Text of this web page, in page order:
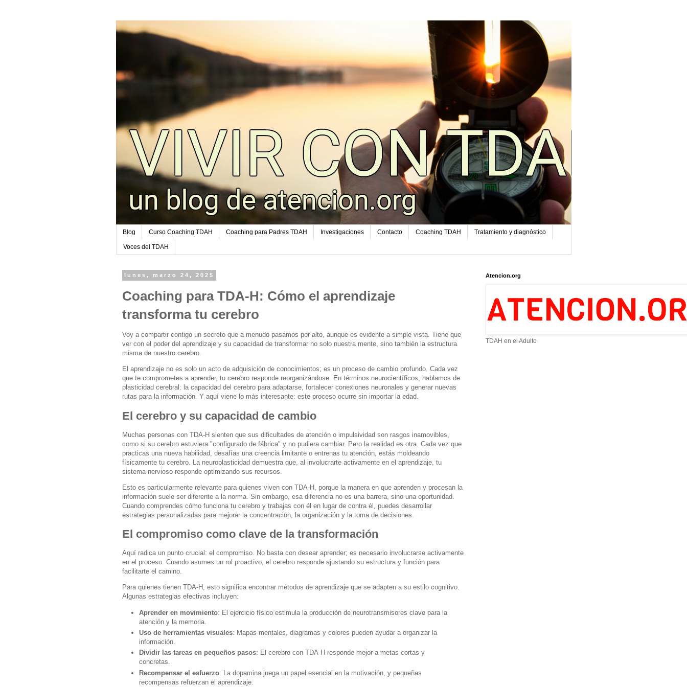
Blog Curso Coaching TDAH Coaching para Padres TDAH Investigaciones Contacto Coaching TDAH Tratamiento y diagnóstico
Voces del TDAH
lunes, marzo 24, 2025
Coaching para TDA-H: Cómo el aprendizaje
transforma tu cerebro
Voy a compartir contigo un secreto que a menudo pasamos por alto, aunque es evidente a simple vista. Tiene que
ver con el poder del aprendizaje y su capacidad de transformar no solo nuestra mente, sino también la estructura
misma de nuestro cerebro.
El aprendizaje no es solo un acto de adquisición de conocimientos; es un proceso de cambio profundo. Cada vez
que te comprometes a aprender, tu cerebro responde reorganizándose. En términos neurocientíficos, hablamos de
plasticidad cerebral: la capacidad del cerebro para adaptarse, fortalecer conexiones neuronales y generar nuevas
rutas para la información. Y aquí viene lo más interesante: este proceso ocurre sin importar la edad.
El cerebro y su capacidad de cambio
Muchas personas con TDA-H sienten que sus dificultades de atención o impulsividad son rasgos inamovibles,
como si su cerebro estuviera "configurado de fábrica" y no pudiera cambiar. Pero la realidad es otra. Cada vez que
practicas una nueva habilidad, desafías una creencia limitante o entrenas tu atención, estás moldeando
físicamente tu cerebro. La neuroplasticidad demuestra que, al involucrarte activamente en el aprendizaje, tu
sistema nervioso responde optimizando sus recursos.
Esto es particularmente relevante para quienes viven con TDA-H, porque la manera en que aprenden y procesan la
información suele ser diferente a la norma. Sin embargo, esa diferencia no es una barrera, sino una oportunidad.
Cuando comprendes cómo funciona tu cerebro y trabajas con él en lugar de contra él, puedes desarrollar
estrategias personalizadas para mejorar la concentración, la organización y la toma de decisiones.
El compromiso como clave de la transformación
Aquí radica un punto crucial: el compromiso. No basta con desear aprender; es necesario involucrarse activamente
en el proceso. Cuando asumes un rol proactivo, el cerebro responde ajustando su estructura y función para
facilitarte el camino.
Para quienes tienen TDA-H, esto significa encontrar métodos de aprendizaje que se adapten a su estilo cognitivo.
Algunas estrategias efectivas incluyen:
Aprender en movimiento: El ejercicio físico estimula la producción de neurotransmisores clave para la
atención y la memoria.
Uso de herramientas visuales: Mapas mentales, diagramas y colores pueden ayudar a organizar la
información.
Dividir las tareas en pequeños pasos: El cerebro con TDA-H responde mejor a metas cortas y
concretas.
Recompensar el esfuerzo: La dopamina juega un papel esencial en la motivación, y pequeñas
recompensas refuerzan el aprendizaje.
Atencion.org
TDAH en el Adulto